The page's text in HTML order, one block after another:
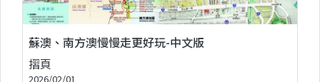
蘇澳、南方澳慢慢走更好玩-中文版
摺頁
2026/02/01